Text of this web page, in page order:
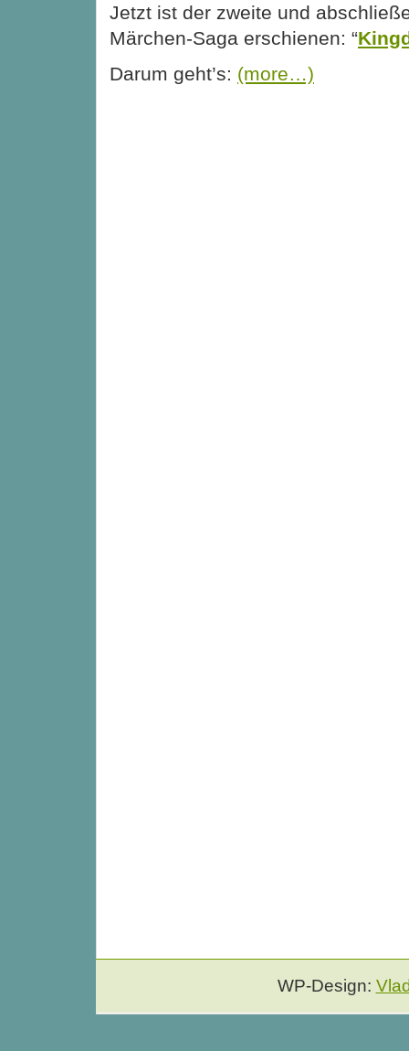
Jetzt ist der zweite und
Märchen-Saga erschienen: “
Darum geht’s: (more…)
WP-Design: